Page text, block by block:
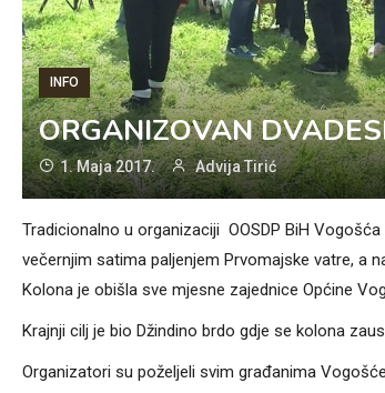
INFO
ORGANIZOVAN
1. Maja 2017. Advija Tirić
Tradicionalno u organizaciji OOSDP BiH
večernjim satima paljenjem Prvomajske vatre, a
Kolona je obišla sve mjesne zajednice Općine
Krajnji cilj je bio Džindino brdo gdje se kolona
Organizatori su poželjeli svim građanima